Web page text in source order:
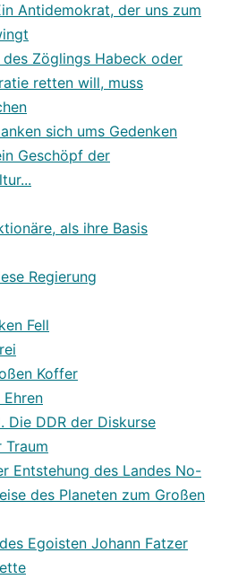
Antidemokrat, der uns zum
des Zöglings Habeck oder
retten will, muss
sich ums Gedenken
Geschöpf der
als ihre Basis
Regierung
Fell
Koffer
Die DDR der Diskurse
Traum
Entstehung des Landes No-
des Planeten zum Großen
Egoisten Johann Fatzer